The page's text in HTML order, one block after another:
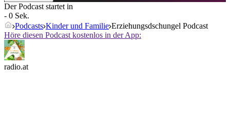
Der Podcast startet in
- 0 Sek.
Podcasts Kinder und Familie Erziehungsdschungel Podcast
Höre diesen Podcast kostenlos in der App:
radio.at